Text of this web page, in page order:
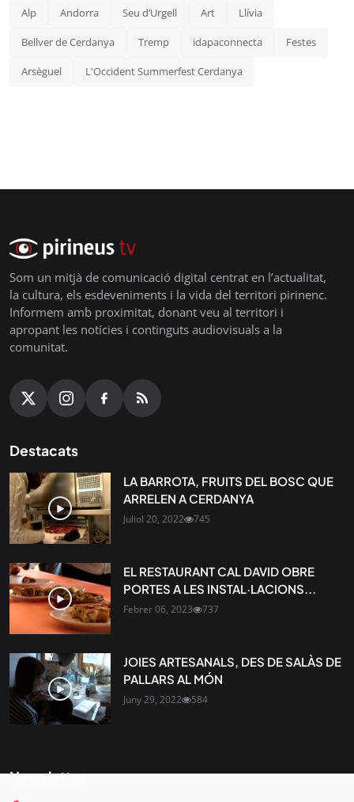
Alp Andorra Seu d’Urgell Art Llívia
Bellver de Cerdanya Tremp idapaconnecta Festes
Arsèguel L'Occident Summerfest Cerdanya
Som un mitjà de comunicació digital centrat en l’actualitat,
la cultura, els esdeveniments i la vida del territori pirinenc.
Informem amb proximitat, donant veu al territori i
apropant les notícies i continguts audiovisuals a la
comunitat.
Destacats
LA BARROTA, FRUITS DEL BOSC QUE
ARRELEN A CERDANYA
Juliol 20, 2022 745
EL RESTAURANT CAL DAVID OBRE
PORTES A LES INSTAL·LACIONS...
Febrer 06, 2023 737
JOIES ARTESANALS, DES DE SALÀS DE
PALLARS AL MÓN
Juny 29, 2022 584
Newsletter